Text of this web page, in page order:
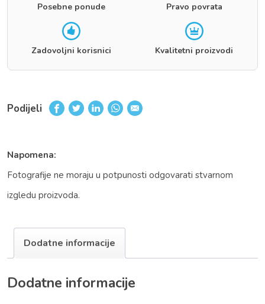
Posebne ponude Pravo povrata
Zadovoljni korisnici Kvalitetni proizvodi
Podijeli
Napomena:
Fotografije ne moraju u potpunosti odgovarati stvarnom
izgledu proizvoda.
Dodatne informacije
Dodatne informacije